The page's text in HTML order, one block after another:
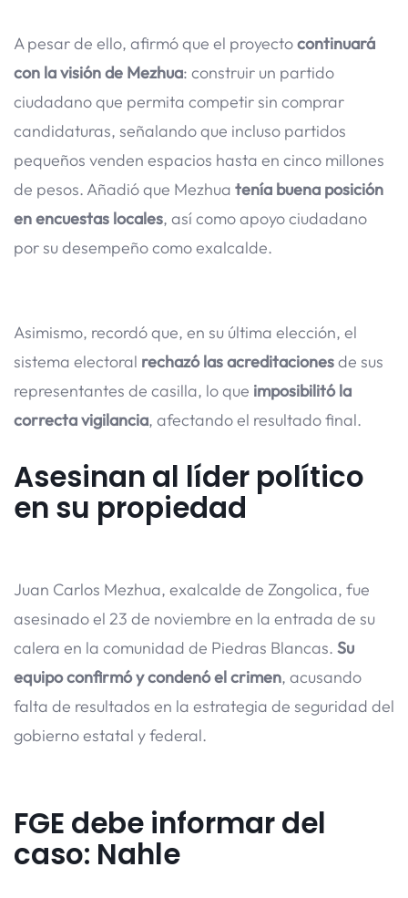
A pesar de ello, afirmó que el proyectocontinuará
con la visión de Mezhua: construir un partido
ciudadano que permita competir sin comprar
candidaturas, señalando que incluso partidos
pequeños venden espacios hasta en cinco millones
de pesos. Añadió que Mezhua tenía buena posición
en encuestas locales, así como apoyo ciudadano
por su desempeño como exalcalde.
Asimismo, recordó que, en su última elección, el
sistema electoral rechazó las acreditacionesde sus
representantes de casilla, lo que imposibilitó la
correcta vigilancia, afectando el resultado final.
Asesinan al líder político
en su propiedad
Juan Carlos Mezhua, exalcalde de Zongolica, fue
asesinado el 23 de noviembre en la entrada de su
calera en la comunidad de Piedras Blancas. Su
equipo confirmó y condenó el crimen, acusando
falta de resultados en la estrategia de seguridad del
gobierno estatal y federal.
FGE debe informar del
caso: Nahle